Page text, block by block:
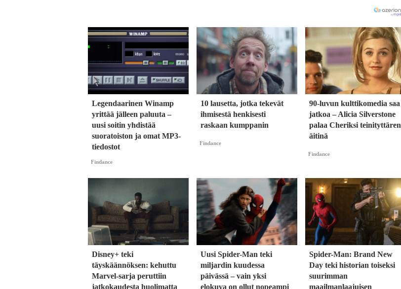
Legendaarinen Winamp
yrittää jälleen paluuta –
uusi soitin yhdistää
suoratoiston ja omat MP3-
tiedostot
Findance
10 lausetta, jotka tekevät
ihmisestä henkisesti
raskaan kumppanin
Findance
90-luvun kulttikomedia saa
jatkoa – Alicia Silverstone
palaa Cheriksi teinityttären
äitinä
Findance
Disney+ teki
täyskäännöksen: kehuttu
Marvel-sarja peruttiin
jatkokaudesta huolimatta
Uusi Spider-Man teki
miljardin kuudessa
päivässä – vain yksi
elokuva on ollut nopeampi
Spider-Man: Brand New
Day teki historian toiseksi
suurimman
maailmanlaajuisen